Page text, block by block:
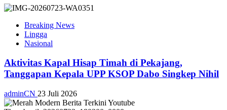
Breaking News
Lingga
Nasional
Aktivitas Kapal Hisap Timah di Pekajang,
Tanggapan Kepala UPP KSOP Dabo Singkep Nihil
adminCN 23 Juli 2026